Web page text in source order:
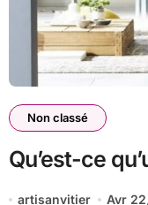
Non classé
Qu’est-ce
artisanvitier Avr